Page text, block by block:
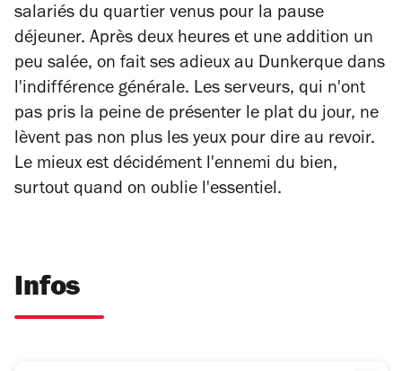
salariés du quartier venus pour la pause
déjeuner. Après deux heures et une addition un
peu salée, on fait ses adieux au Dunkerque dans
l'indifférence générale. Les serveurs, qui n'ont
pas pris la peine de présenter le plat du jour, ne
lèvent pas non plus les yeux pour dire au revoir.
Le mieux est décidément l'ennemi du bien,
surtout quand on oublie l'essentiel.
Infos